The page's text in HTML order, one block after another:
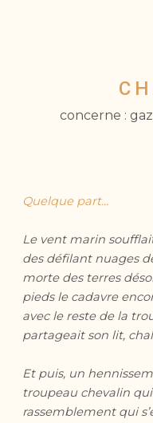
concerne :
Quelque part...
Le vent marin
des défilant nuages
morte des terres
pieds le cadavre
avec le reste de la
partageait son lit,
Et puis, un
troupeau chevalin
rassemblement qui